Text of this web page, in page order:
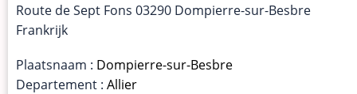
Route de Sept Fons 03290 Dompierre-sur-Besbre
Frankrijk
Plaatsnaam : Dompierre-sur-Besbre
Departement : Allier